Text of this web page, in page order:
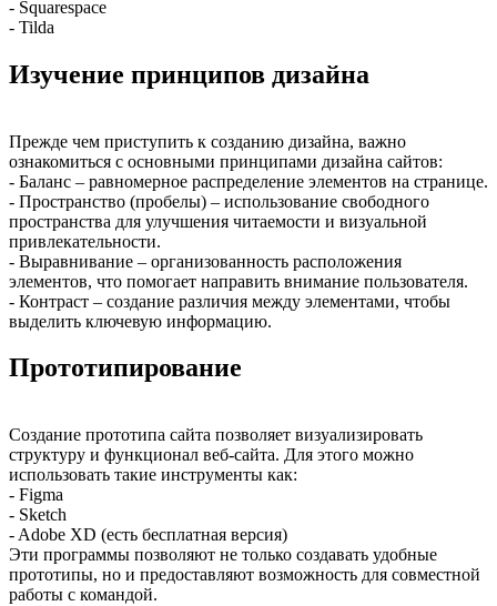
- Squarespace
- Tilda
Изучение принципов дизайна
Прежде чем приступить к созданию дизайна, важно
ознакомиться с основными принципами дизайна сайтов:
- Баланс – равномерное распределение элементов на странице.
- Пространство (пробелы) – использование свободного
пространства для улучшения читаемости и визуальной
привлекательности.
- Выравнивание – организованность расположения
элементов, что помогает направить внимание пользователя.
- Контраст – создание различия между элементами, чтобы
выделить ключевую информацию.
Прототипирование
Создание прототипа сайта позволяет визуализировать
структуру и функционал веб-сайта. Для этого можно
использовать такие инструменты как:
- Figma
- Sketch
- Adobe XD (есть бесплатная версия)
Эти программы позволяют не только создавать удобные
прототипы, но и предоставляют возможность для совместной
работы с командой.